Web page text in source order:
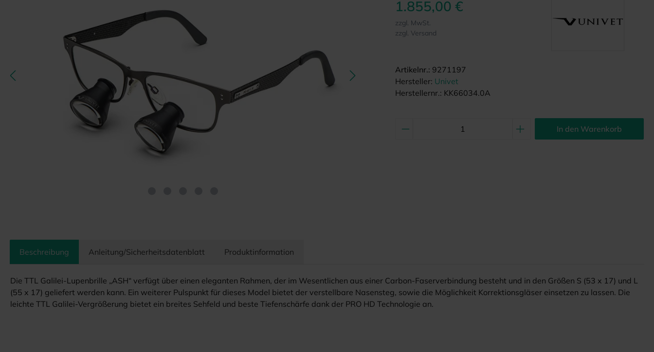
1.855,00 €
zzgl. MwSt.
zzgl. Versand
Artikelnr.: 9271197
Hersteller: Univet
Herstellernr.: KK66034.0A
In den Warenkorb
Beschreibung Anleitung/Sicherheitsdatenblatt Produktinformation
Die TTL Galilei-Lupenbrille „ASH“ verfügt über einen eleganten Rahmen, der im Wesentlichen aus einer Carbon-Faserverbindung besteht und in den Größen S (53 x 17) und L
(55 x 17) geliefert werden kann. Ein weiterer Pulspunkt für dieses Model bietet der verstellbare Nasensteg, sowie die Möglichkeit Korrektionsgläser einsetzen zu lassen. Die
leichte TTL Galilei-Vergrößerung bietet ein breites Sehfeld und beste Tiefenschärfe dank der PRO HD Technologie an.